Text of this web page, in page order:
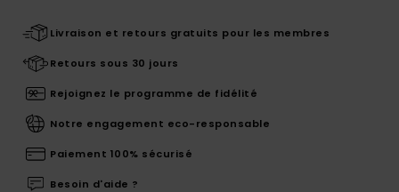
Livraison et retours gratuits pour les membres
Retours sous 30 jours
Rejoignez le programme de fidélité
Notre engagement eco-responsable
Paiement 100% sécurisé
Besoin d'aide ?